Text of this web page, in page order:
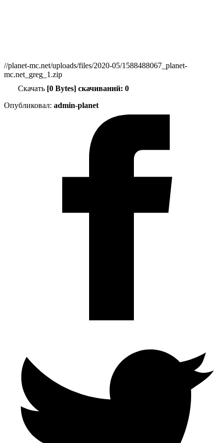
//planet-mc.net/uploads/files/2020-05/1588488067_planet-
mc.net_greg_1.zip
Скачать [0 Bytes] скачиваний: 0
Опубликовал: admin-planet